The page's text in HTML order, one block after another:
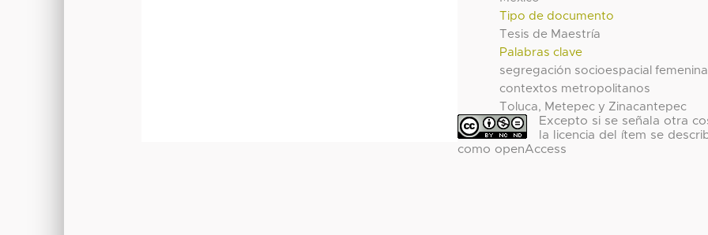
Tipo de documento
Tesis de Maestría
Palabras clave
segregación socioespacial femenina
contextos metropolitanos
Toluca, Metepec y Zinacantepec
Excepto si se señala otra
la licencia del ítem se
como openAccess